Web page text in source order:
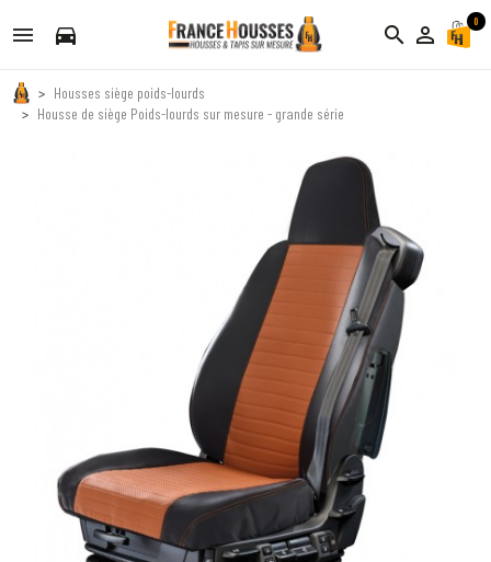
directions_car search person_outline
0
Housses siège poids-lourds
Housse de siège Poids-lourds sur mesure - grande série